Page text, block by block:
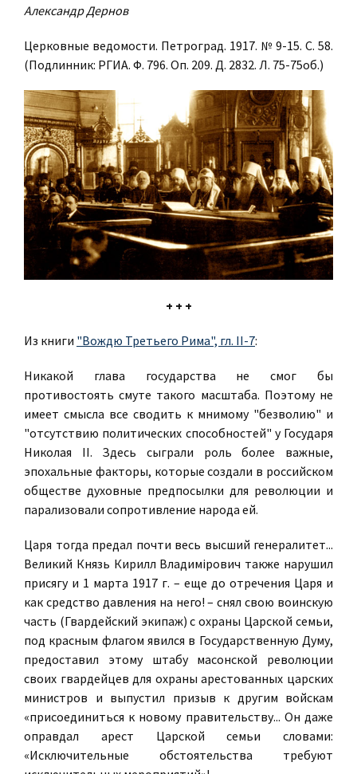
Александр Дернов
Церковные ведомости. Петроград. 1917. № 9-15. С. 58.
(Подлинник: РГИА. Ф. 796. Оп. 209. Д. 2832. Л. 75-75об.)
+ + +
Из книги "Вождю Третьего Рима", гл. II-7:
Никакой глава государства не смог бы
противостоять смуте такого масштаба. Поэтому не
имеет смысла все сводить к мнимому "безволию" и
"отсутствию политических способностей" у Государя
Николая II. Здесь сыграли роль более важные,
эпохальные факторы, которые создали в российском
обществе духовные предпосылки для революции и
парализовали сопротивление народа ей.
Царя тогда предал почти весь высший генералитет...
Великий Князь Кирилл Владимiрович также нарушил
присягу и 1 марта 1917 г. – еще до отречения Царя и
как средство давления на него! – снял свою воинскую
часть (Гвардейский экипаж) с охраны Царской семьи,
под красным флагом явился в Государственную Думу,
предоставил этому штабу масонской революции
своих гвардейцев для охраны арестованных царских
министров и выпустил призыв к другим войскам
«присоединиться к новому правительству... Он даже
оправдал арест Царской семьи словами:
«Исключительные обстоятельства требуют